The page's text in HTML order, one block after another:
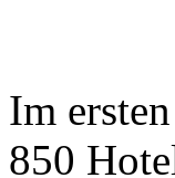
Im
850